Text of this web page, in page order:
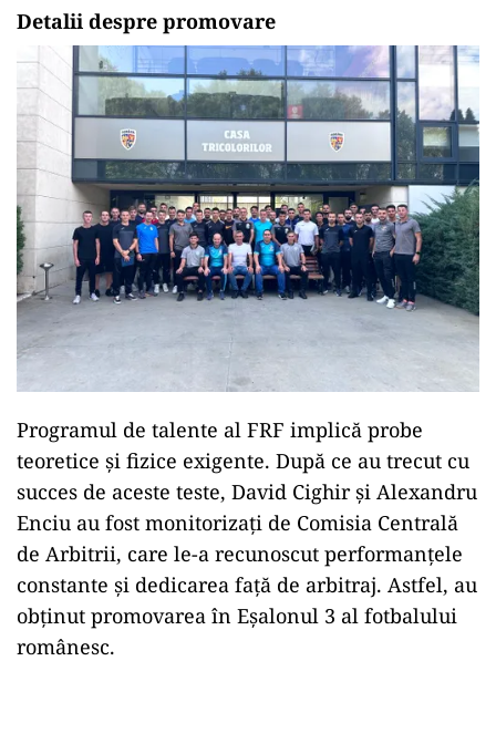
Detalii despre promovare
Programul de talente al FRF implică probe
teoretice și fizice exigente. După ce au trecut cu
succes de aceste teste, David Cighir și Alexandru
Enciu au fost monitorizați de Comisia Centrală
de Arbitrii, care le-a recunoscut performanțele
constante și dedicarea față de arbitraj. Astfel, au
obținut promovarea în Eșalonul 3 al fotbalului
românesc.